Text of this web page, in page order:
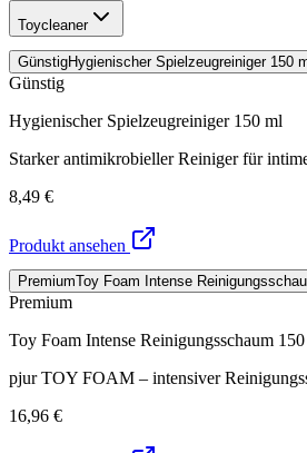
Toycleaner
GünstigHygienischer Spielzeugreiniger 150
Günstig
Hygienischer Spielzeugreiniger 150 ml
Starker antimikrobieller Reiniger für
8,49 €
Produkt ansehen
PremiumToy Foam Intense
Premium
Toy Foam Intense Reinigungsschaum
pjur TOY FOAM – intensiver
16,96 €